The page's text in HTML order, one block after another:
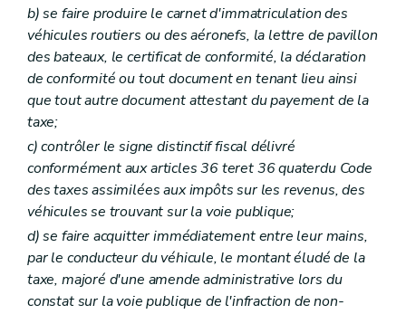
b)se faire produire le carnet d'immatriculation des
véhicules routiers ou des aéronefs, la lettre de pavillon
des bateaux, le certificat de conformité, la déclaration
de conformité ou tout document en tenant lieu ainsi
que tout autre document attestant du payement de la
taxe;
c)contrôler le signe distinctif fiscal délivré
conformément aux articles 36teret 36quaterdu Code
des taxes assimilées aux impôts sur les revenus, des
véhicules se trouvant sur la voie publique;
d)se faire acquitter immédiatement entre leur mains,
par le conducteur du véhicule, le montant éludé de la
taxe, majoré d'une amende administrative lors du
constat sur la voie publique de l'infraction de non-